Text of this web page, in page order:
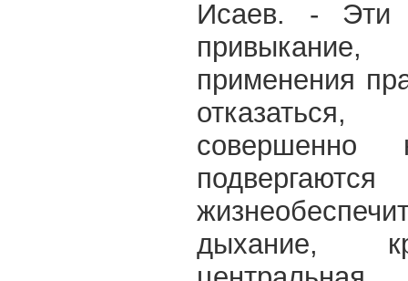
Исаев. - Эти
применения
дыхание,